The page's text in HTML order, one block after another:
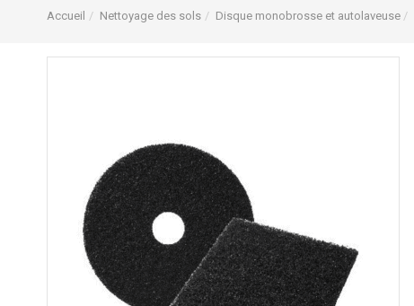
Accueil Nettoyage des sols Disque monobrosse et autolaveuse